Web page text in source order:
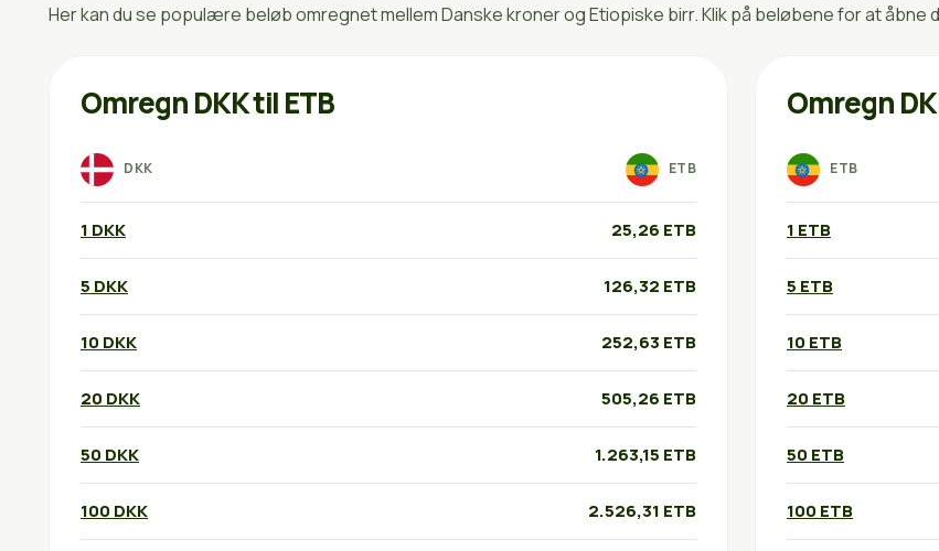
Her kan du se populære beløb omregnet mellem Danske kroner og Etiopiske birr. Klik på beløbene for at åbne
Omregn DKK til ETB
DKK ETB
1 DKK 25,26 ETB
5 DKK 126,32 ETB
10 DKK 252,63 ETB
20 DKK 505,26 ETB
50 DKK 1.263,15 ETB
100 DKK 2.526,31 ETB
Omregn
ETB
1 ETB
5 ETB
10 ETB
20 ETB
50 ETB
100 ETB